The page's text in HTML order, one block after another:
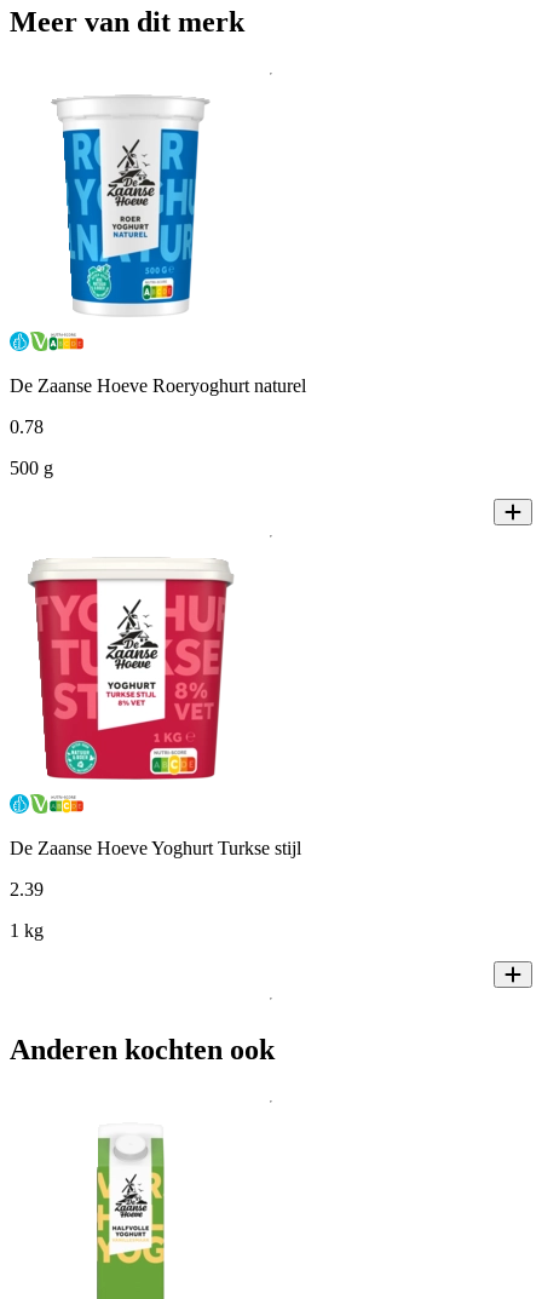
Meer van dit merk
De Zaanse Hoeve Roeryoghurt naturel
0.78
500 g
De Zaanse Hoeve Yoghurt Turkse stijl
2.39
1 kg
Anderen kochten ook